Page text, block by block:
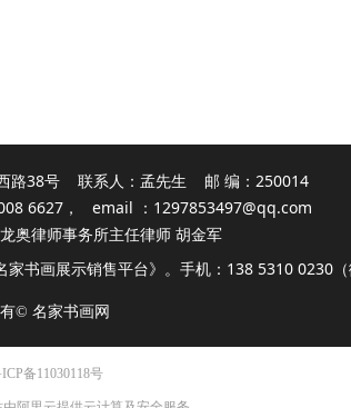
© 名家书画网
路38号 联系人：孟先生 邮 编：250014
6627， email ： 1297853497@qq.com
奥律师事务所主任律师 胡金军
书画展示销售平台》。手机：138 5310 0230（
备11030118号